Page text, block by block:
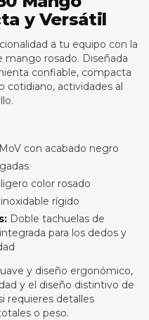
y Versátil
a tu equipo con la
mango rosado. Diseñada
confiable, compacta
cotidiano, actividades al
con acabado negro
color rosado
rígido
Doble tachuelas de
para los dedos y
y diseño ergonómico,
y el diseño distintivo de
requieres detalles
o peso.